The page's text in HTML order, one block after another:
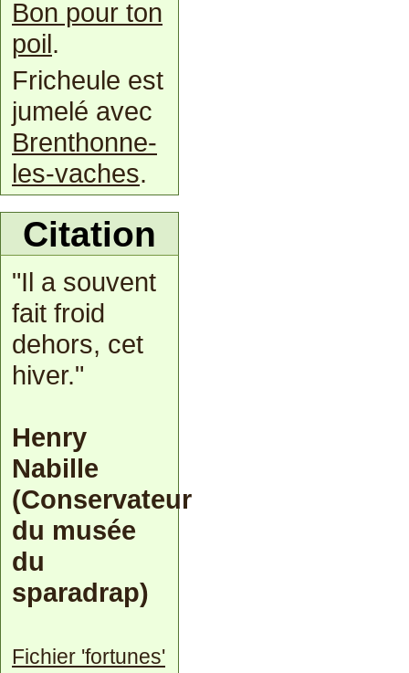
Bon pour ton
poil.
Fricheule est
jumelé avec
Brenthonne-
les-vaches.
Citation
"Il a souvent
fait froid
dehors, cet
hiver."
Henry
Nabille
(Conservateur
du musée
du
sparadrap)
Fichier 'fortunes'